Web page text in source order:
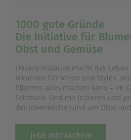
1000 gute Gründe
Die Initiative für
Obst und Gemüse
Unsere Initiative macht das
kreativen DIY Ideen und Styles,
Pflanzen alles machen kann – im
Schmuck. Und mit leckeren und
der Ideenküche rund um Obst
Jetzt mitmachen!